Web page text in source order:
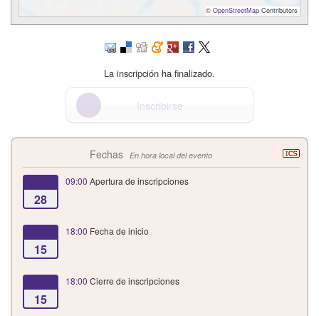
© OpenStreetMap Contributors
La inscripción ha finalizado.
Inscribirse
Fechas En hora local del evento
28
09:00 Apertura de inscripciones
15
18:00 Fecha de inicio
15
18:00 Cierre de inscripciones